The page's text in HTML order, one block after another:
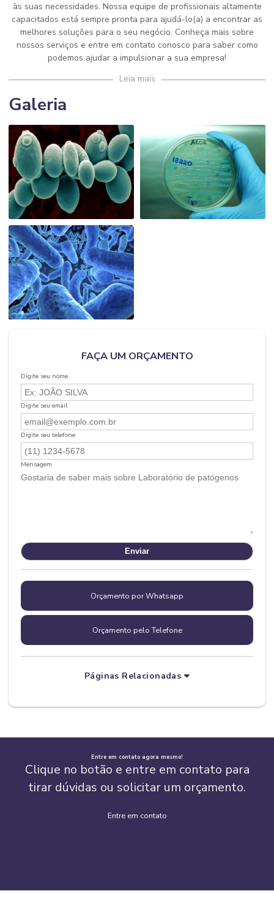
às suas necessidades. Nossa equipe de profissionais altamente
capacitados está sempre pronta para ajudá-lo(a) a encontrar as
melhores soluções para o seu negócio. Conheça mais sobre
nossos serviços e entre em contato conosco para saber como
podemos ajudar a impulsionar a sua empresa!
Leia mais
Galeria
FAÇA UM ORÇAMENTO
Digite seu nome
Digite seu email
Digite seu telefone
Mensagem
Orçamento por Whatsapp
Orçamento pelo Telefone
Páginas Relacionadas
Entre em contato agora mesmo!
Clique no botão e entre em contato para
tirar dúvidas ou solicitar um orçamento.
Entre em contato